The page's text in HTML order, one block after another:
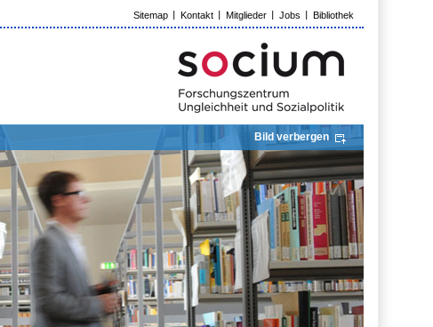
Sitemap Kontakt Mitglieder Jobs Bibliothek
Bild verbergen